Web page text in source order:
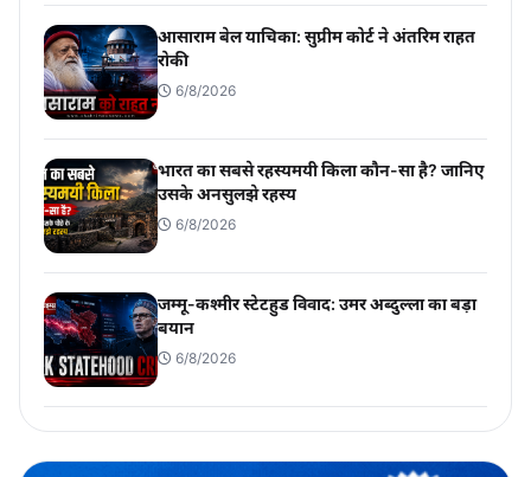
आसाराम बेल याचिका: सुप्रीम कोर्ट ने अंतरिम राहत
रोकी
6/8/2026
भारत का सबसे रहस्यमयी किला कौन-सा है? जानिए
उसके अनसुलझे रहस्य
6/8/2026
जम्मू-कश्मीर स्टेटहुड विवाद: उमर अब्दुल्ला का बड़ा
बयान
6/8/2026